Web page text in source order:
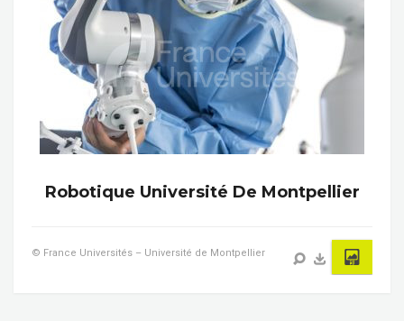
Robotique Université De Montpellier
© France Universités – Université de Montpellier